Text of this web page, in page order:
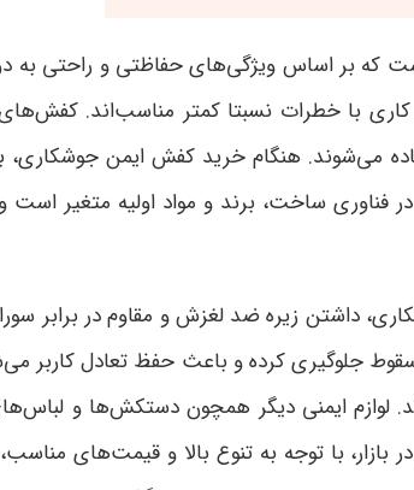
که بر اساس ویژگی‌های حفاظتی و راحتی
با خطرات نسبتا کمتر مناسب‌اند.
می‌شوند. هنگام خرید کفش ایمن جوشکاری،
ساخت، برند و مواد اولیه متغیر
داشتن زیره ضد لغزش و مقاوم در برابر
جلوگیری کرده و باعث حفظ تعادل کاربر
لوازم ایمنی دیگر همچون دستکش‌ها و
با توجه به تنوع بالا و قیمت‌های